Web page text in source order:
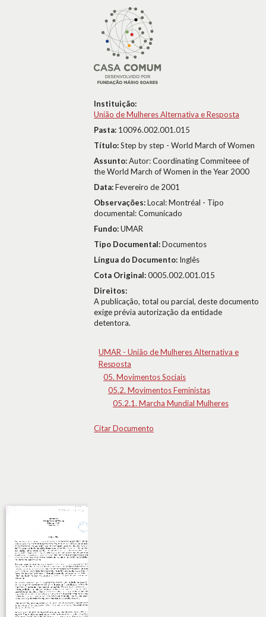
Instituição:
União de Mulheres Alternativa e Resposta
Pasta: 10096.002.001.015
Título:Step by step - World March of Women
Assunto:Autor: Coordinating Commiteee of
the World March of Women in the Year 2000
Data:Fevereiro de 2001
Observações:Local: Montréal - Tipo
documental: Comunicado
Fundo:UMAR
Tipo Documental:Documentos
Língua do Documento: Inglês
Cota Original:0005.002.001.015
Direitos:
A publicação, total ou parcial, deste documento
exige prévia autorização da entidade
detentora.
UMAR - União de Mulheres Alternativa e
Resposta
05. Movimentos Sociais
05.2. Movimentos Feministas
05.2.1. Marcha Mundial Mulheres
Citar Documento